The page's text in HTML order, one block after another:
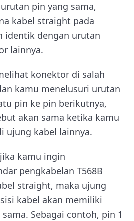
pin yang sama,
kabel straight pada
identik dengan urutan
lainnya.
konektor di salah
kamu menelusuri urutan
pin ke pin berikutnya,
akan sama ketika kamu
ujung kabel lainnya.
kamu ingin
pengkabelan T568B
straight, maka ujung
kabel akan memiliki
Sebagai contoh, pin 1